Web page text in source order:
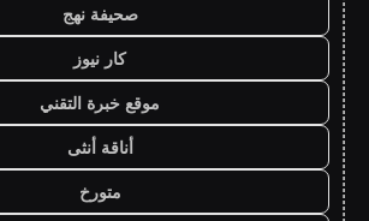
صحيفة نهج
كار نيوز
موقع خبرة التقني
أناقة أنثى
متورخ